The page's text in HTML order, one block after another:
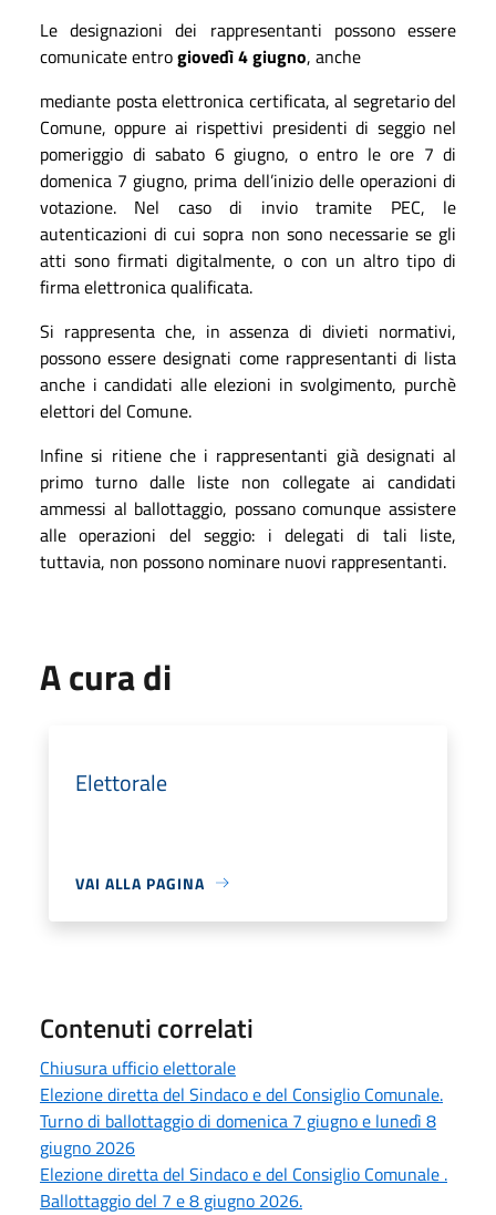
Le designazioni dei rappresentanti possono essere
comunicate entrogiovedì 4 giugno, anche
mediante posta elettronica certificata, al segretario del
Comune, oppure ai rispettivi presidenti di seggio nel
pomeriggio di sabato 6 giugno, o entro le ore 7 di
domenica 7 giugno, prima dell’inizio delle operazioni di
votazione. Nel caso di invio tramite PEC, le
autenticazioni di cui sopra non sono necessarie se gli
atti sono firmati digitalmente, o con un altro tipo di
firma elettronica qualificata.
Si rappresenta che, in assenza di divieti normativi,
possono essere designati come rappresentanti di lista
anche i candidati alle elezioni in svolgimento, purchè
elettori del Comune.
Infine si ritiene che i rappresentanti già designati al
primo turno dalle liste non collegate ai candidati
ammessi al ballottaggio, possano comunque assistere
alle operazioni del seggio: i delegati di tali liste,
tuttavia, non possono nominare nuovi rappresentanti.
A cura di
Elettorale
VAI ALLA PAGINA
Contenuti correlati
Chiusura ufficio elettorale
Elezione diretta del Sindaco e del Consiglio Comunale.
Turno di ballottaggio di domenica 7 giugno e lunedì 8
giugno 2026
Elezione diretta del Sindaco e del Consiglio Comunale .
Ballottaggio del 7 e 8 giugno 2026.